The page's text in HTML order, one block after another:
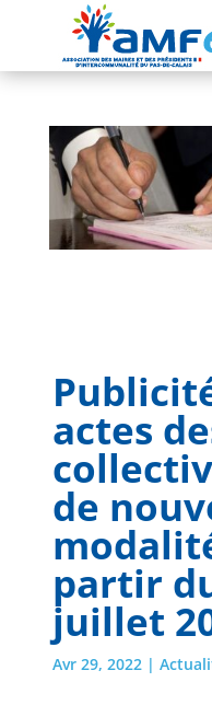
actes
de
partir
juillet
Avr 29, 2022|